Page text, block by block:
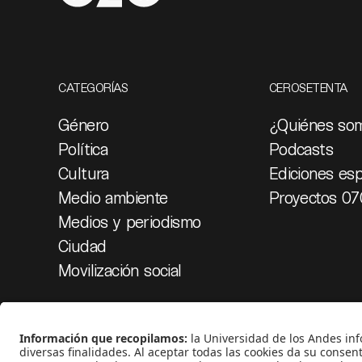
CATEGORÍAS
Género
Política
Cultura
Medio ambiente
Medios y periodismo
Ciudad
Movilización social
CEROSETENTA
¿Quiénes
Podcasts
Ediciones
Proyectos